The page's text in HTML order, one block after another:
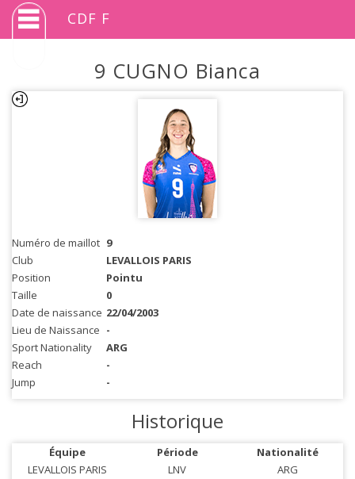
CDF F
9 CUGNO Bianca
Numéro de maillot 9
Club
LEVALLOIS PARIS
Position
Pointu
Taille
0
Date de naissance 22/04/2003
Lieu de Naissance -
Sport Nationality
ARG
Reach
-
Jump
-
Historique
Équipe Période
Nationalité
LEVALLOIS PARIS
LNV
ARG